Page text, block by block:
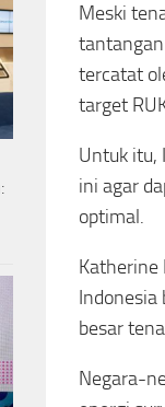
Meski
tercatat
target
Untuk itu,
ini agar
optimal.
Katherine
besar
Negara-